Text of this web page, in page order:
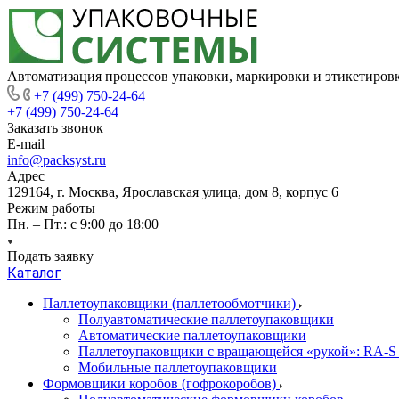
Автоматизация процессов упаковки, маркировки и
+7 (499) 750-24-64
+7 (499) 750-24-64
Заказать звонок
E-mail
info@packsyst.ru
Адрес
129164, г. Москва, Ярославская улица, дом 8, корпус 6
Режим работы
Пн. – Пт.: с 9:00 до 18:00
Подать заявку
Каталог
Паллетоупаковщики (паллетообмотчики)
Полуавтоматические паллетоупаковщики
Автоматические паллетоупаковщики
Паллетоупаковщики с вращающейся «рукой»: RA-
Мобильные паллетоупаковщики
Формовщики коробов (гофрокоробов)